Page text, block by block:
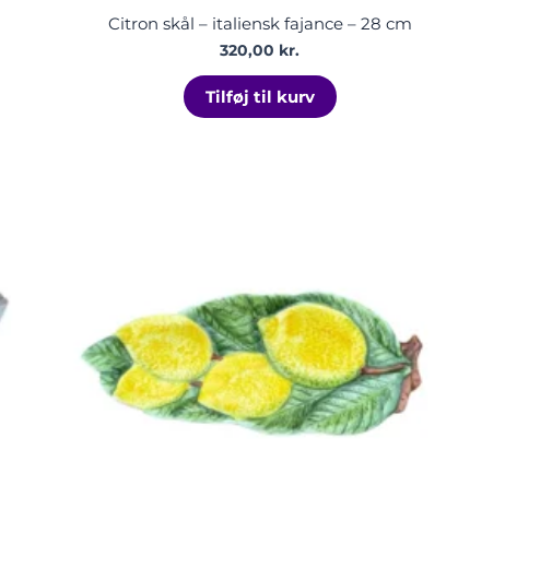
Citron skål – italiensk fajance – 28 cm
320,00 kr.
Tilføj til kurv